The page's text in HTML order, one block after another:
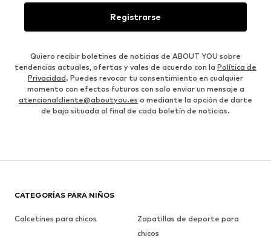
Registrarse
Quiero recibir boletines de noticias de ABOUT YOU sobre
tendencias actuales, ofertas y vales de acuerdo con la Política de
Privacidad. Puedes revocar tu consentimiento en cualquier
momento con efectos futuros con solo enviar un mensaje a
atencionalcliente@aboutyou.es o mediante la opción de darte
de baja situada al final de cada boletín de noticias.
CATEGORÍAS PARA NIÑOS
Calcetines para chicos
Zapatillas de deporte para
chicos